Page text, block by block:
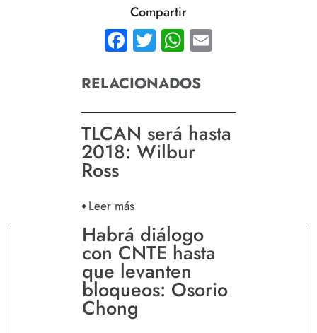
Compartir
Facebook
TwitterWhatsApp
RELACIONADOS
TLCAN será hasta
2018: Wilbur
Ross
Leer más
Habrá diálogo
con CNTE hasta
que levanten
bloqueos: Osorio
Chong